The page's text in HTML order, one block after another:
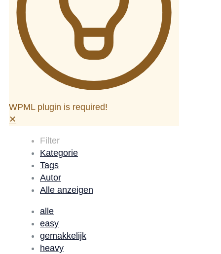
WPML plugin is required!
✕
Filter
Kategorie
Tags
Autor
Alle anzeigen
alle
easy
gemakkelijk
heavy